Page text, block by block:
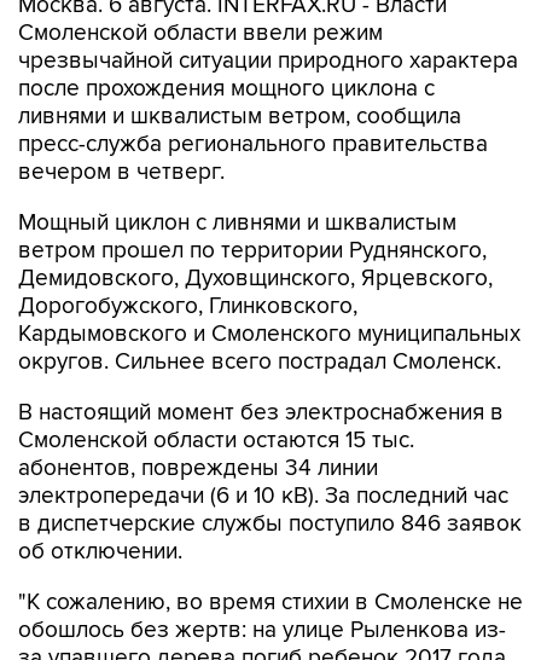
Москва. 6 августа. INTERFAX.RU - Власти
Смоленской области ввели режим
чрезвычайной ситуации природного характера
после прохождения мощного циклона с
ливнями и шквалистым ветром, сообщила
пресс-служба регионального правительства
вечером в четверг.
Мощный циклон с ливнями и шквалистым
ветром прошел по территории Руднянского,
Демидовского, Духовщинского, Ярцевского,
Дорогобужского, Глинковского,
Кардымовского и Смоленского муниципальных
округов. Сильнее всего пострадал Смоленск.
В настоящий момент без электроснабжения в
Смоленской области остаются 15 тыс.
абонентов, повреждены 34 линии
электропередачи (6 и 10 кВ). За последний час
в диспетчерские службы поступило 846 заявок
об отключении.
"К сожалению, во время стихии в Смоленске не
обошлось без жертв: на улице Рыленкова из-